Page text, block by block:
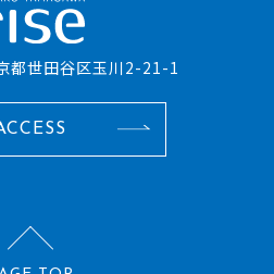
都世田谷区玉川2-21-1